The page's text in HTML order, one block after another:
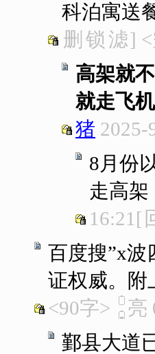
科泊寓送
删 锁 滤]
高架就
就走飞
猪 2025-
8月份
走高
16:21 [
百度搜”x波
证权威。附
<90字>
亮
鄞县大道